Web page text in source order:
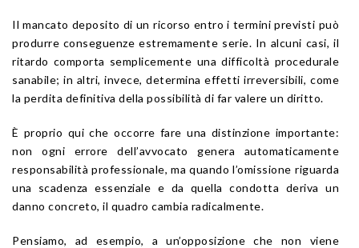
Il mancato deposito di un ricorso entro i termini previsti può
produrre conseguenze estremamente serie. In alcuni casi, il
ritardo comporta semplicemente una difficoltà procedurale
sanabile; in altri, invece, determina effetti irreversibili, come
la perdita definitiva della possibilità di far valere un diritto.
È proprio qui che occorre fare una distinzione importante:
non ogni errore dell’avvocato genera automaticamente
responsabilità professionale, ma quando l’omissione riguarda
una scadenza essenziale e da quella condotta deriva un
danno concreto, il quadro cambia radicalmente.
Pensiamo, ad esempio, a un’opposizione che non viene